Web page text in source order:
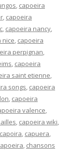
, capoeira
, capoeira
, capoeira nancy,
nice, capoeira
perpignan,
, capoeira
saint etienne,
songs, capoeira
, capoeira
valence,
, capoeira wiki,
capoira, capuera,
, chansons